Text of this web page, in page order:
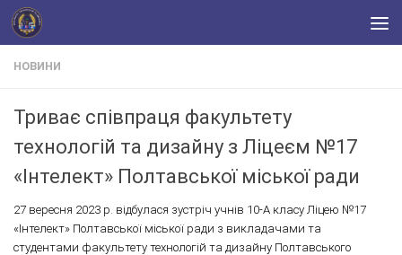
Skip to content
НОВИНИ
Триває співпраця факультету
технологій та дизайну з Ліцеєм №17
«Інтелект» Полтавської міської ради
27 вересня 2023 р. відбулася зустріч учнів 10-А класу Ліцею №17
«Інтелект» Полтавської міської ради з викладачами та
студентами факультету технологій та дизайну Полтавського